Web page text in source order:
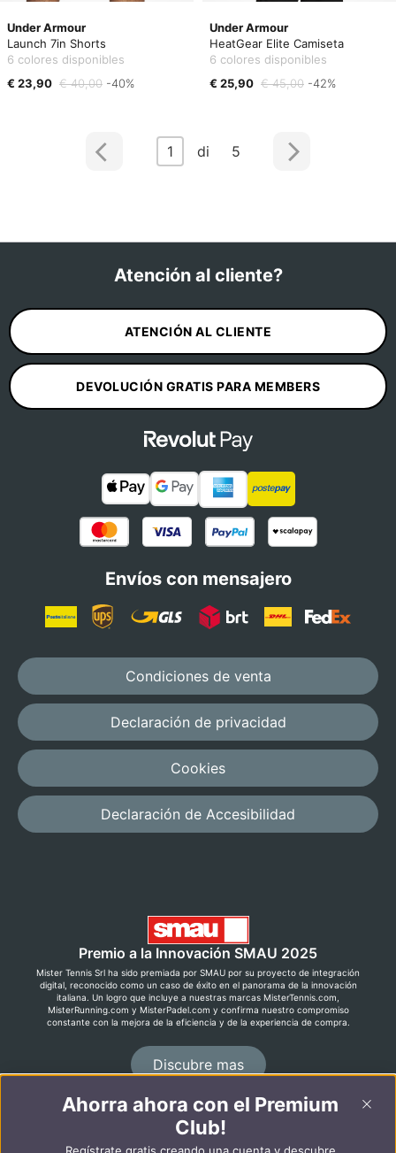
Under Armour
Launch 7in Shorts
6 colores disponibles
€ 23,90 € 40,00 -40%
Under Armour
HeatGear Elite Camiseta
6 colores disponibles
€ 25,90 € 45,00 -42%
1 di 5
Atención al cliente?
ATENCIÓN AL CLIENTE
DEVOLUCIÓN GRATIS PARA MEMBERS
Envíos con mensajero
Condiciones de venta
Declaración de privacidad
Cookies
Declaración de Accesibilidad
Premio a la Innovación SMAU 2025
Mister Tennis Srl ha sido premiada por SMAU por su proyecto de integración
digital, reconocido como un caso de éxito en el panorama de la innovación
italiana. Un logro que incluye a nuestras marcas MisterTennis.com,
MisterRunning.com y MisterPadel.com y confirma nuestro compromiso
constante con la mejora de la eficiencia y de la experiencia de compra.
Discubre mas
©2026 MisterRunning.com
Ahorra ahora con el Premium
Club!